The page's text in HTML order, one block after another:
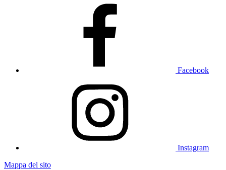
Facebook
Instagram
Mappa del sito